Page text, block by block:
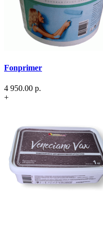
Fonprimer
4 950.00 р.
+